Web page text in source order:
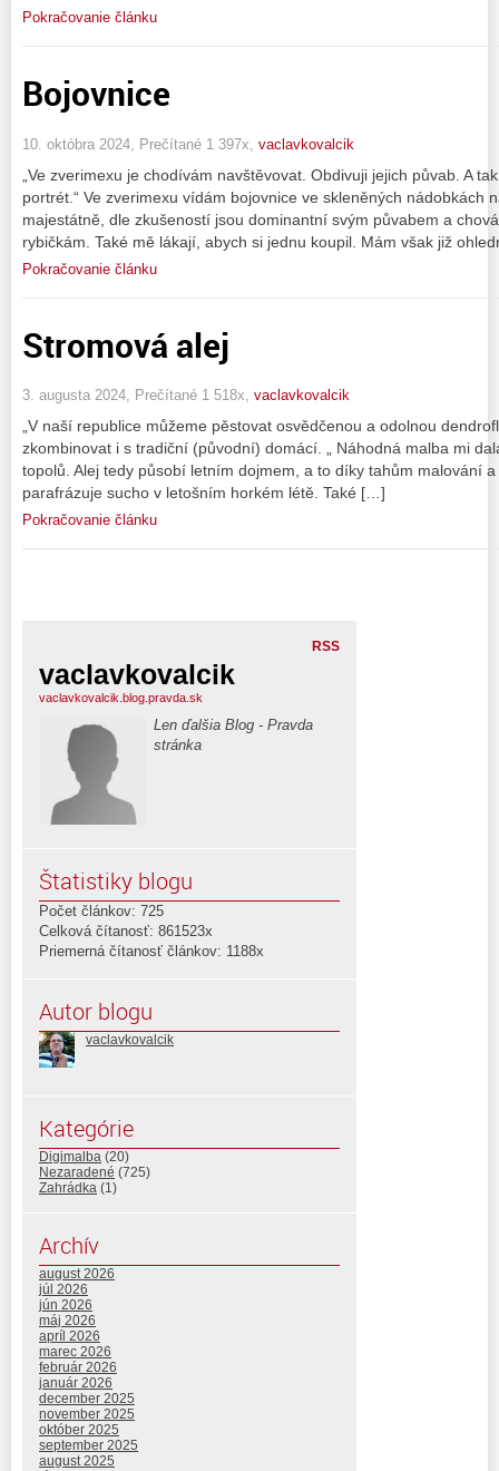
Pokračovanie článku
Bojovnice
10. októbra 2024, Prečítané 1 397x, vaclavkovalcik
„Ve zverimexu je chodívám navštěvovat. Obdivuji jejich půvab. A
portrét.“ Ve zverimexu vídám bojovnice ve skleněných nádobkách
majestátně, dle zkušeností jsou dominantní svým půvabem a
rybičkám. Také mě lákají, abych si jednu koupil. Mám však již
Pokračovanie článku
Stromová alej
3. augusta 2024, Prečítané 1 518x, vaclavkovalcik
„V naší republice můžeme pěstovat osvědčenou a odolnou
zkombinovat i s tradiční (původní) domácí. „ Náhodná malba mi
topolů. Alej tedy působí letním dojmem, a to díky tahům malování
parafrázuje sucho v letošním horkém létě. Také […]
Pokračovanie článku
RSS
vaclavkovalcik
vaclavkovalcik.blog.pravda.sk
Len ďalšia Blog - Pravda
stránka
Štatistiky blogu
Počet článkov: 725
Celková čítanosť: 861523x
Priemerná čítanosť článkov: 1188x
Autor blogu
vaclavkovalcik
Kategórie
Digimalba (20)
Nezaradené (725)
Zahrádka (1)
Archív
august 2026
júl 2026
jún 2026
máj 2026
apríl 2026
marec 2026
február 2026
január 2026
december 2025
november 2025
október 2025
september 2025
august 2025